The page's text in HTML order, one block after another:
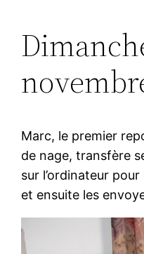
Marc, le premier
de nage, transfère
sur l’ordinateur
et ensuite les